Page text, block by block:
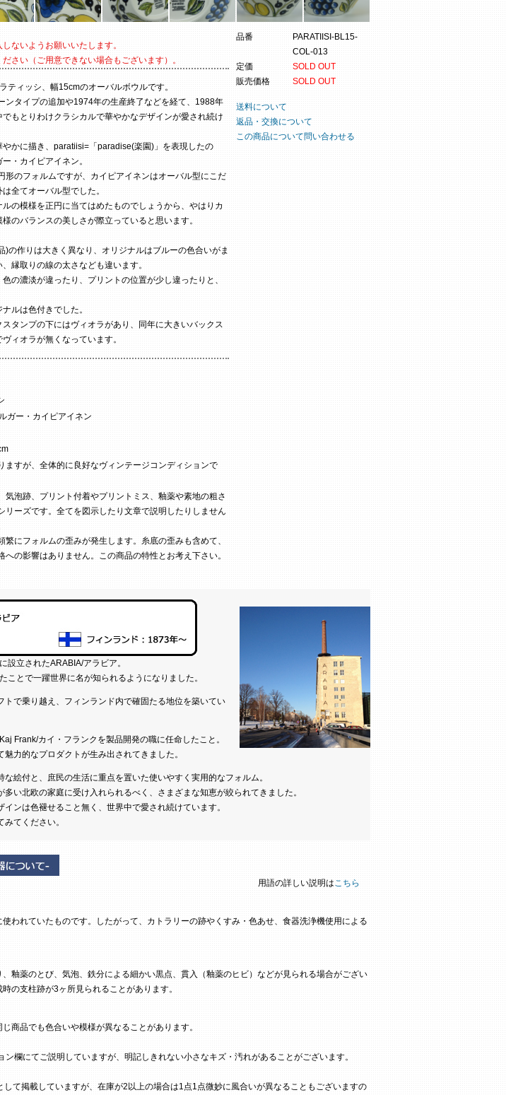
品番
PARATIISI-BL15-
COL-013
定価
SOLD OUT
販売価格
SOLD OUT
送料について
返品・交換について
この商品について問い合わせる
ないようお願いいたします。
さい（ご用意できない場合もございます）。
ィッシ、幅15cmのオーバルボウルです。
ンタイプの追加や1974年の生産終了などを経て、1988年
もとりわけクラシカルで華やかなデザインが愛され続け
かに描き、paratiisi=「paradise(楽園)」を表現したの
・カイピアイネン。
のフォルムですが、カイピアイネンはオーバル型にこだ
全てオーバル型でした。
の模様を正円に当てはめたものでしょうから、やはりカ
のバランスの美しさが際立っていると思います。
の作りは大きく異なり、オリジナルはブルーの色合いがま
縁取りの線の太さなども違います。
の濃淡が違ったり、プリントの位置が少し違ったりと、
ルは色付きでした。
タンプの下にはヴィオラがあり、同年に大きいバックス
ィオラが無くなっています。
ガー・カイピアイネン
ますが、全体的に良好なヴィンテージコンディションで
泡跡、プリント付着やプリントミス、釉薬や素地の粗さ
リーズです。全てを図示したり文章で説明したりしません
にフォルムの歪みが発生します。糸底の歪みも含めて、
への影響はありません。この商品の特性とお考え下さい。
設立されたARABIA/アラビア。
ことで一躍世界に名が知られるようになりました。
で乗り越え、フィンランド内で確固たる地位を築いてい
Frank/カイ・フランクを製品開発の職に任命したこと。
力的なプロダクトが生み出されてきました。
絵付と、庶民の生活に重点を置いた使いやすく実用的なフォルム。
い北欧の家庭に受け入れられるべく、さまざまな知恵が絞られてきました。
ンは色褪せること無く、世界中で愛され続けています。
てください。
用語の詳しい説明は こちら
われていたものです。したがって、カトラリーの跡やくすみ・色あせ、食器洗浄機使用による
釉薬のとび、気泡、鉄分による細かい黒点、貫入（釉薬のヒビ）などが見られる場合がござい
の支柱跡が3ヶ所見られることがあります。
商品でも色合いや模様が異なることがあります。
ン欄にてご説明していますが、明記しきれない小さなキズ・汚れがあることがございます。
て掲載していますが、在庫が2以上の場合は1点1点微妙に風合いが異なることもございますの